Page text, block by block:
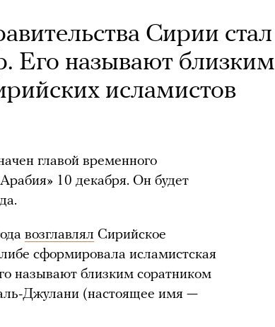
Сирии стал
называют близким
исламистов
главой временного
10 декабря. Он будет
возглавлял Сирийское
сформировала исламистская
называют близким соратником
Джулани (настоящее имя —